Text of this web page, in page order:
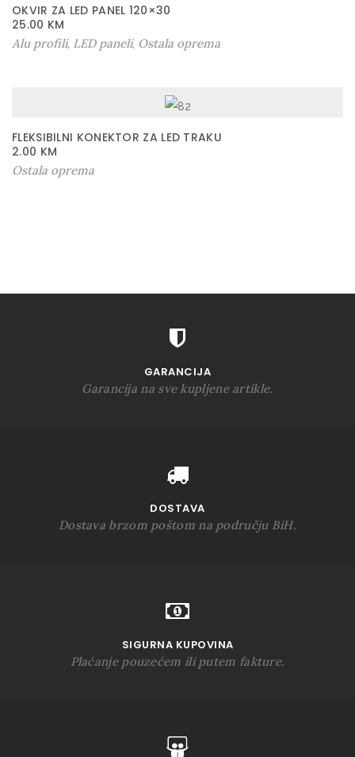
OKVIR ZA LED PANEL 120×30
25.00 KM
Alu profili, LED paneli, Ostala oprema
FLEKSIBILNI KONEKTOR ZA LED TRAKU
2.00 KM
Ostala oprema
GARANCIJA
Garancija na sve kupljene artikle.
DOSTAVA
Dostava brzom poštom na području BiH.
SIGURNA KUPOVINA
Plaćanje pouzećem ili putem fakture.